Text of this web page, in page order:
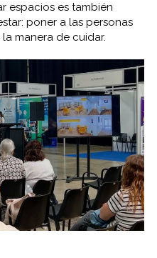
espacios es también
poner a las personas
manera de cuidar.